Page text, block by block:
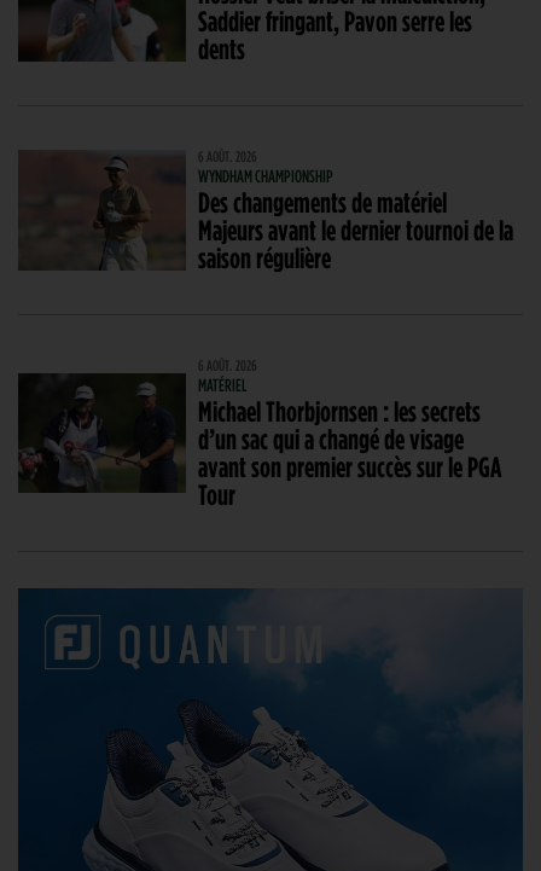
Saddier fringant, Pavon serre les
dents
6 AOÛT. 2026
WYNDHAM CHAMPIONSHIP
Des changements de matériel
Majeurs avant le dernier tournoi de la
saison régulière
6 AOÛT. 2026
MATÉRIEL
Michael Thorbjornsen : les secrets
d’un sac qui a changé de visage
avant son premier succès sur le PGA
Tour